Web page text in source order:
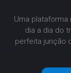
Uma
dia a dia do
perfeita junção